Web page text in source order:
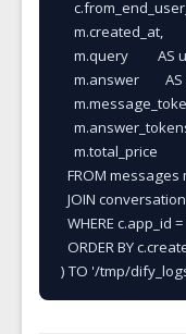
) TO '/tmp/